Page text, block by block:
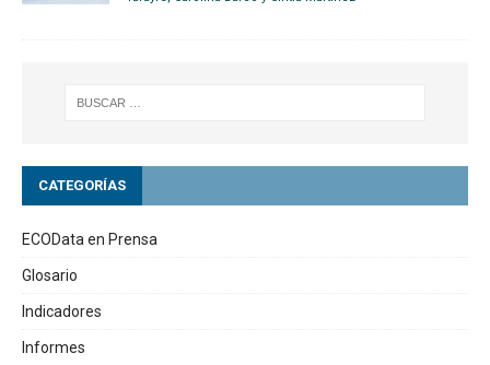
CATEGORÍAS
ECOData en Prensa
Glosario
Indicadores
Informes